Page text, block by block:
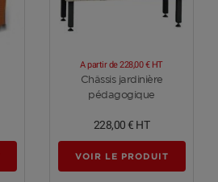
Voir plus
Châssis jardinière
pédagogique
A partir de228,00 € HT
228,00 € HT
VOIR LE PRODUIT